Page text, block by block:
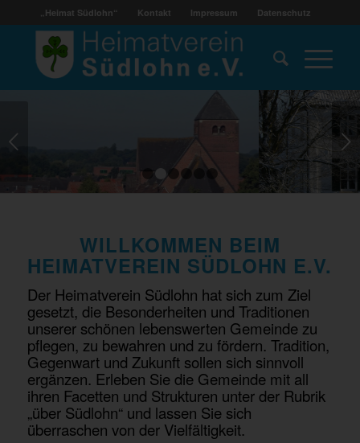
„Heimat Südlohn“ Kontakt Impressum Datenschutz
Weiter
2 4 5
WILLKOMMEN BEIM
HEIMATVEREIN SÜDLOHN E.V.
Der Heimatverein Südlohn hat sich zum Ziel
gesetzt, die Besonderheiten und Traditionen
unserer schönen lebenswerten Gemeinde zu
pflegen, zu bewahren und zu fördern. Tradition,
Gegenwart und Zukunft sollen sich sinnvoll
ergänzen. Erleben Sie die Gemeinde mit all
ihren Facetten und Strukturen unter der Rubrik
„über Südlohn“ und lassen Sie sich
überraschen von der Vielfältigkeit.